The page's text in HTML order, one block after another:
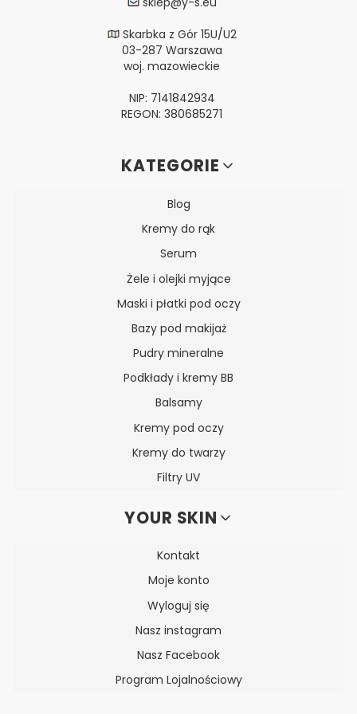
Skarbka z Gór 15U/U2
03-287 Warszawa
woj. mazowieckie
NIP: 7141842934
REGON: 380685271
Linki w stopceKATEGORIE
Blog
Kremy do rąk
Serum
Żele i olejki myjące
Maski i płatki pod oczy
Bazy pod makijaż
Pudry mineralne
Podkłady i kremy BB
Balsamy
Kremy pod oczy
Kremy do twarzy
Filtry UV
YOUR SKIN
Kontakt
Moje konto
Wyloguj się
Nasz instagram
Nasz Facebook
Program Lojalnościowy